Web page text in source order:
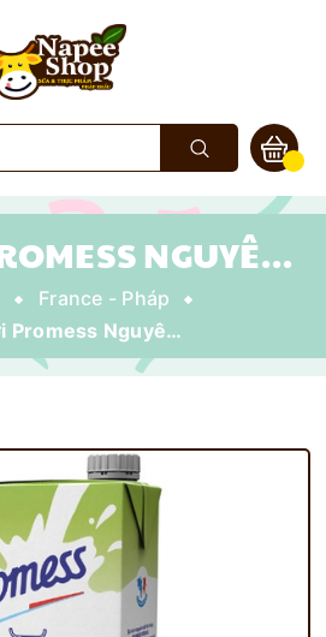
SỮA TƯƠI PROMESS NGUYÊN KEM HỮU CƠ 1 LÍT - PROMESS ORGANIC
France - Pháp
Sữa Tươi Promess Nguyên Kem HỮU CƠ 1 Lít - Promess Organic